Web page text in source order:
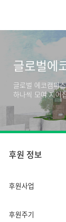
글로벌에
글로벌 에코캠퍼
하나씩 모여 지어
후원 정보
후원사업
후원주기